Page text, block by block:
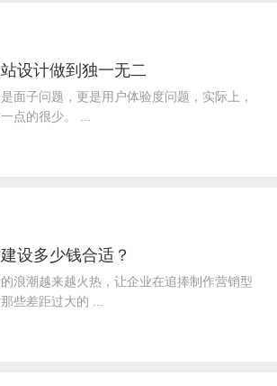
设计做到独一无二
面子问题，更是用户体验度问题，实际上，
点的很少。 ...
设多少钱合适？
浪潮越来越火热，让企业在追捧制作营销型
些差距过大的 ...